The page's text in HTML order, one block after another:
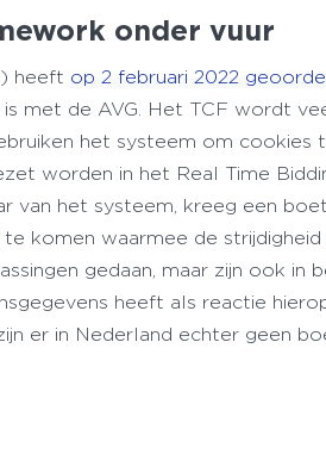
onder vuur
heeft op 2 februari 2022
met de AVG. Het TCF wordt
het systeem om cookies
worden in het Real Time
van het systeem, kreeg een
komen waarmee de strijdigheid
gedaan, maar zijn ook in
heeft als reactie
er in Nederland echter geen